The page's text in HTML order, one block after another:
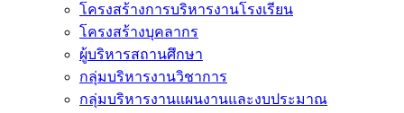
โครงสร้างการบริหารงานโรงเรียน
โครงสร้างบุคลากร
ผู้บริหารสถานศึกษา
กลุ่มบริหารงานวิชาการ
กลุ่มบริหารงานแผนงานและงบประมาณ